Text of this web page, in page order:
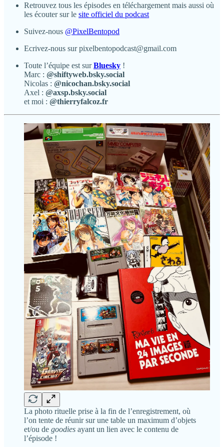
Retrouvez tous les épisodes en téléchargement mais aussi où
les écouter sur le site officiel du podcast
Suivez-nous @PixelBentopod
Ecrivez-nous sur pixelbentopodcast@gmail.com
Toute l’équipe est surBluesky !
Marc : @shiftyweb.bsky.social
Nicolas : @nicochan.bsky.social
Axel : @axsp.bsky.social
et moi : @thierryfalcoz.fr
La photo rituelle prise à la fin de l’enregistrement, où
l’on tente de réunir sur une table un maximum d’objets
et/ou de goodies ayant un lien avec le contenu de
l’épisode !